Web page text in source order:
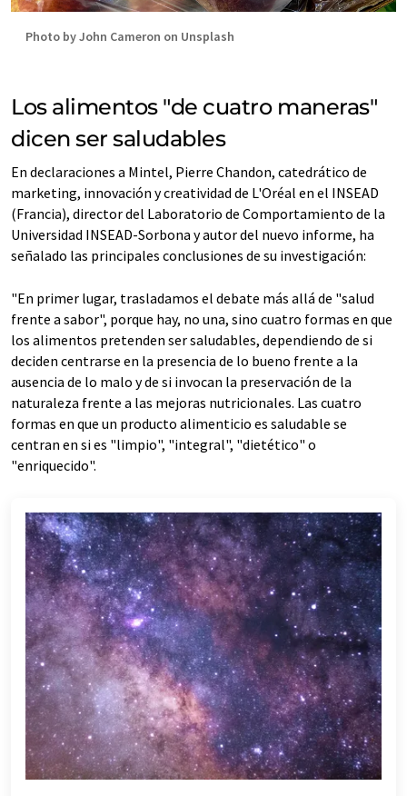
Photo by John Cameron on Unsplash
Los alimentos "de cuatro maneras"
dicen ser saludables
En declaraciones a Mintel, Pierre Chandon, catedrático de
marketing, innovación y creatividad de L'Oréal en el INSEAD
(Francia), director del Laboratorio de Comportamiento de la
Universidad INSEAD-Sorbona y autor del nuevo informe, ha
señalado las principales conclusiones de su investigación:
"En primer lugar, trasladamos el debate más allá de "salud
frente a sabor", porque hay, no una, sino cuatro formas en que
los alimentos pretenden ser saludables, dependiendo de si
deciden centrarse en la presencia de lo bueno frente a la
ausencia de lo malo y de si invocan la preservación de la
naturaleza frente a las mejoras nutricionales. Las cuatro
formas en que un producto alimenticio es saludable se
centran en si es "limpio", "integral", "dietético" o
"enriquecido".